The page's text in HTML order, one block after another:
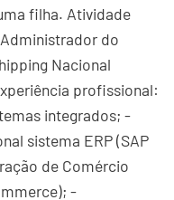
filha. Atividade
do
Nacional
profissional:
integrados; -
sistema ERP (SAP
de Comércio
-